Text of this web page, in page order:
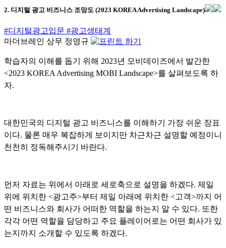
2. 디지털 광고 비즈니스 조망도 (2023 KOREA Advertising Landscape)
#디지털광고입문 #광고생태계
마더브레인 상무 정영규
학습자의 이해를 돕기 위해 2023년 모비데이즈에서 발간한
<2023 KOREA Advertising MOBI Landscape>를 살펴보도록 하
자.
대한민국의 디지털 광고 비즈니스를 이해하기 가장 쉬운 장표
이다. 물론 매우 복잡하게 보이지만 차근차근 설명할 예정이니
천천히 정독해주시기 바란다.
먼저 자료는 위에서 아래로 세로축으로 설명을 하겠다. 제일
위에 위치한 <광고주>부터 제일 아래에 위치한 <고객>까지 어
떤 비즈니스와 회사가 어떠한 역할을 하는지 알 수 있다. 또한
각각 어떤 역할을 담당하고 주요 플레이어로는 어떤 회사가 있
는지까지 소개할 수 있도록 하겠다.